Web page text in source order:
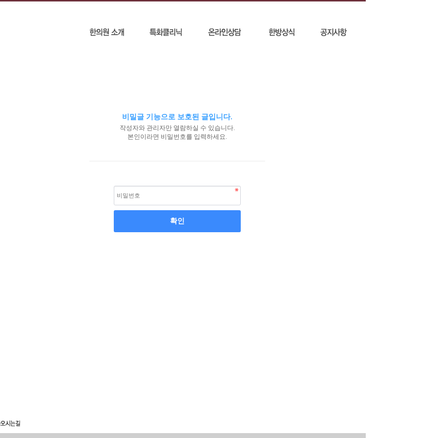
비밀글 기능으로 보호된 글입니다.
작성자와 관리자만 열람하실 수 있습니다.
본인이라면 비밀번호를 입력하세요.